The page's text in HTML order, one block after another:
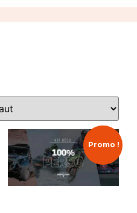
Promo !